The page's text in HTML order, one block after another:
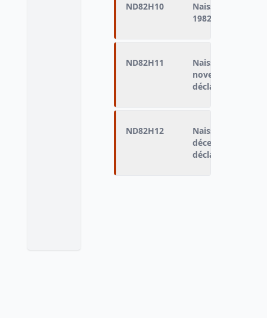
ND82H10
Naissances
1982
ND82H11
Naissances
novembre 1982
déclarés vivants)
ND82H12
Naissances
décembre 1982
déclarés vivants)